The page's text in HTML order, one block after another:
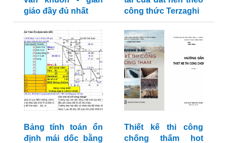
giáo đầy đủ nhất
công thức Terzaghi
Bảng tính toán ổn
định mái dốc bằng
Thiết kế thi công
chống thấm hot